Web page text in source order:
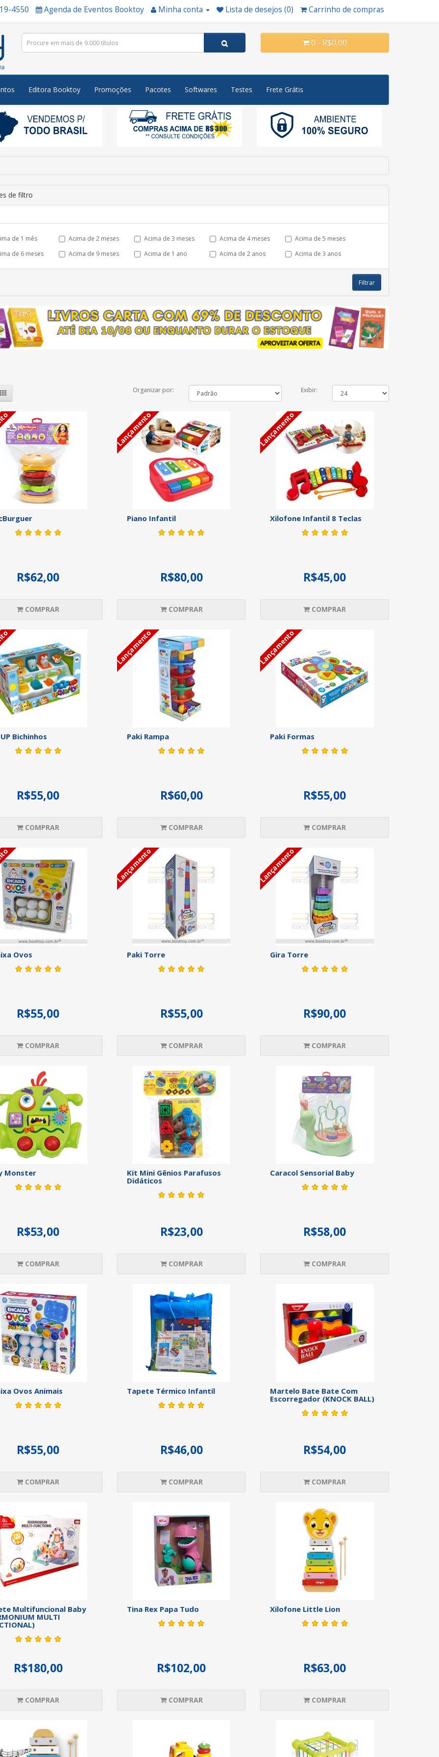
4550 Agenda de Eventos Booktoy Minha conta Lista de desejos (0) Carrinho de compras
0 - R$0,00
Editora Booktoy Promoções Pacotes Softwares Testes Frete Grátis
de filtro
de 1 mês Acima de 2 meses Acima de 3 meses Acima de 4 meses
Acima de 5 meses
de 6 meses
Acima de 9 meses Acima de 1 ano Acima de 2 anos Acima de 3 anos
Filtrar
Organizar por: Exibir:
R$62,00
COMPRAR
Lançamento
Piano Infantil
R$80,00
COMPRAR
Lançamento
Xilofone Infantil 8 Teclas
R$45,00
COMPRAR
Bichinhos
R$55,00
COMPRAR
Lançamento
Paki Rampa
R$60,00
COMPRAR
Lançamento
Paki Formas
R$55,00
COMPRAR
Ovos
R$55,00
COMPRAR
Lançamento
Paki Torre
R$55,00
COMPRAR
Lançamento
Gira Torre
R$90,00
COMPRAR
Monster
R$53,00
COMPRAR
Kit Mini Gênios Parafusos
Didáticos
R$23,00
COMPRAR
Caracol Sensorial Baby
R$58,00
COMPRAR
Ovos Animais
R$55,00
COMPRAR
Tapete Térmico Infantil
R$46,00
COMPRAR
Martelo Bate Bate Com
Escorregador (KNOCK BALL)
R$54,00
COMPRAR
Multifuncional Baby
MULTI
R$180,00
COMPRAR
Tina Rex Papa Tudo
R$102,00
COMPRAR
Xilofone Little Lion
R$63,00
COMPRAR